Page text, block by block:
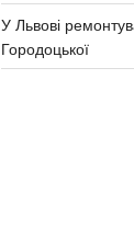
У Львові
Городоцької